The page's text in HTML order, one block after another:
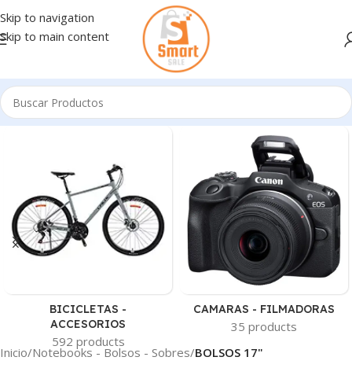
Skip to navigation
Skip to main content
BICICLETAS -
ACCESORIOS
592 products
CAMARAS - FILMADORAS
35 products
Inicio/Notebooks - Bolsos - Sobres/BOLSOS 17"